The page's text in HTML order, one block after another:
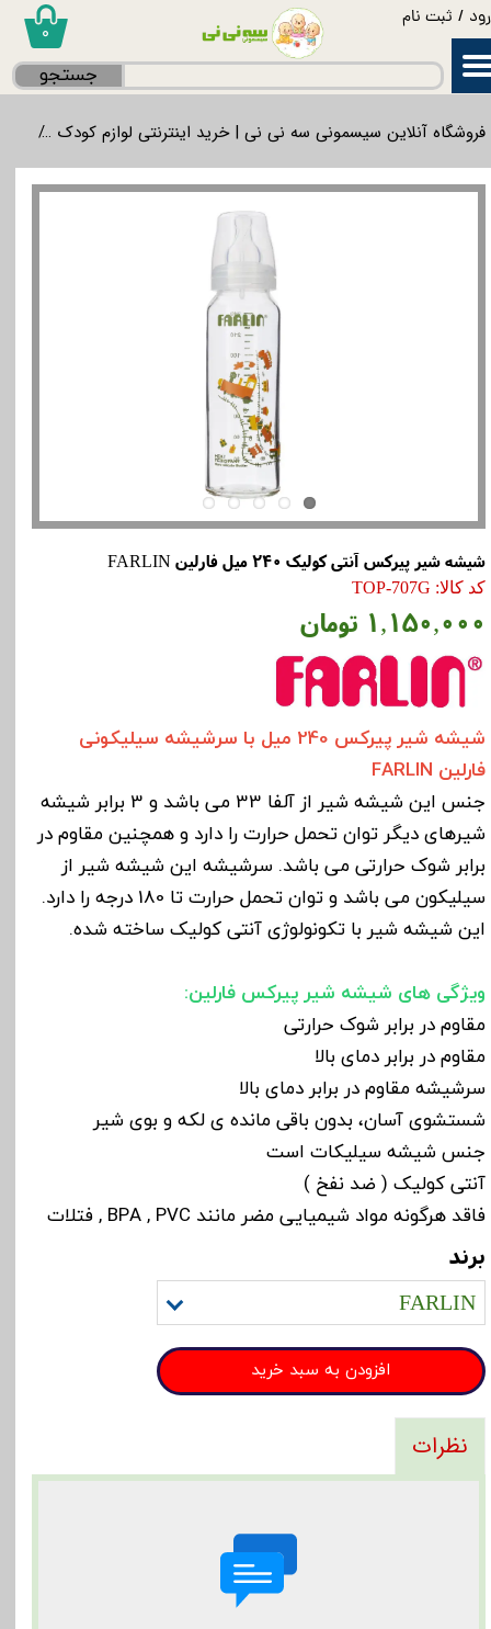
/ ثبت نام
حساب کاربری من
۰
جستجو
فروشگاه آنلاین سیسمونی سه نی نی | خرید اینترنتی لوازم کودک
شیشه شیر پیرکس آنتی کولیک 240 میل فارلین FARLIN
کد کالا: TOP-707G
۱,۱۵۰,۰۰۰ تومان
شیشه شیر پیرکس 240 میل با سرشیشه سیلیکونی
فارلین FARLIN
جنس این شیشه شیر از آلفا 33 می باشد و 3 برابر شیشه
شیرهای دیگر توان تحمل حرارت را دارد و همچنین مقاوم در
برابر شوک حرارتی می باشد. سرشیشه این شیشه شیر از
سیلیکون می باشد و توان تحمل حرارت تا 180 درجه را دارد.
این شیشه شیر با تکونولوژی آنتی کولیک ساخته شده.
ویژگی های شیشه شیر پیرکس فارلین:
مقاوم در برابر شوک حرارتی
مقاوم در برابر دمای بالا
سرشیشه مقاوم در برابر دمای بالا
شستشوی آسان، بدون باقی مانده ی لکه و بوی شیر
جنس شیشه سیلیکات است
آنتی کولیک ( ضد نفخ )
فاقد هرگونه مواد شیمیایی مضر مانند BPA , PVC , فتلات
برند
FARLIN
افزودن به سبد خرید
نظرات